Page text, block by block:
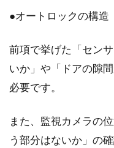
●オートロックの構造
前項で挙げた「セン
いか」や「ドアの隙
必要です。
また、監視カメラの
う部分はないか」の